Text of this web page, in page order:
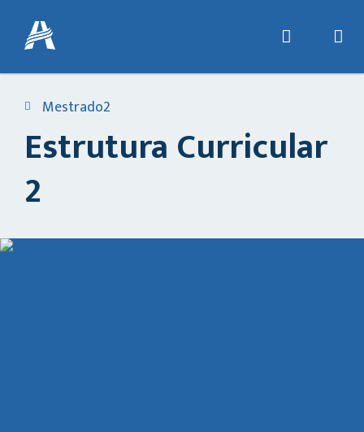
Mestrado2
Estrutura Curricular
2